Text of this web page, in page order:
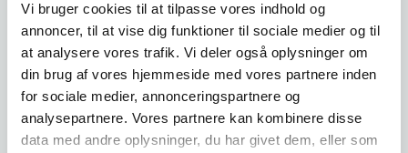
Vi bruger cookies til at tilpasse vores indhold og
annoncer, til at vise dig funktioner til sociale medier og til
at analysere vores trafik. Vi deler også oplysninger om
din brug af vores hjemmeside med vores partnere inden
for sociale medier, annonceringspartnere og
analysepartnere. Vores partnere kan kombinere disse
data med andre oplysninger, du har givet dem, eller som
18
jun